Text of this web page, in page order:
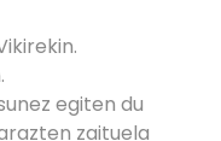
egiten du
zaituela